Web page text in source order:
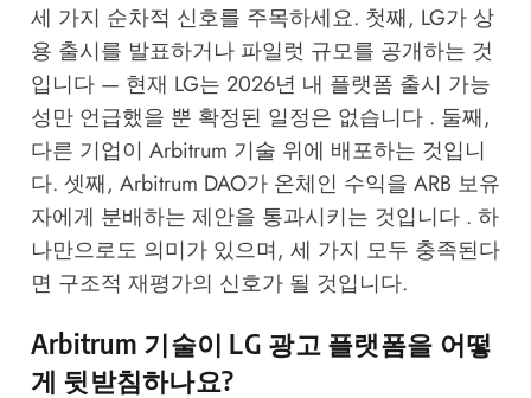
세 가지 순차적 신호를 주목하세요. 첫째, LG가 상
용 출시를 발표하거나 파일럿 규모를 공개하는 것
입니다 — 현재 LG는 2026년 내 플랫폼 출시 가능
성만 언급했을 뿐 확정된 일정은 없습니다 . 둘째,
다른 기업이 Arbitrum 기술 위에 배포하는 것입니
다. 셋째, Arbitrum DAO가 온체인 수익을 ARB 보유
자에게 분배하는 제안을 통과시키는 것입니다 . 하
나만으로도 의미가 있으며, 세 가지 모두 충족된다
면 구조적 재평가의 신호가 될 것입니다.
Arbitrum 기술이 LG 광고 플랫폼을 어떻
게 뒷받침하나요?